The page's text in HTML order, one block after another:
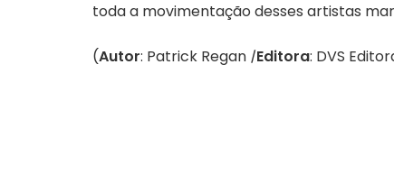
toda a movimentação desses artistas
(Autor: Patrick Regan |Editora: DVS